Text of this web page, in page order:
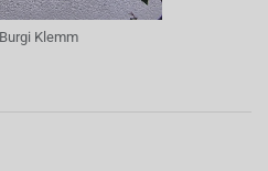
Burgi Klemm